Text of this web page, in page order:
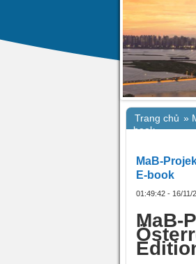
Trang chủ »
book
MaB-
E-book
01:49:42 - 16/11/
MaB-